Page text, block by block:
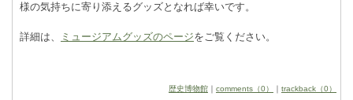
様の気持ちに寄り添えるグッズとなれば幸いです。
詳細は、 ミュージアムグッズのページをご覧ください。
歴史博物館 ｜ comments（0） ｜ trackback（0）